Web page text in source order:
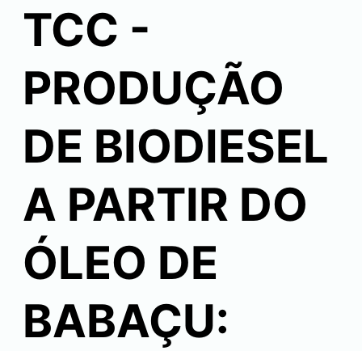
TCC -
PRODUÇÃO
DE BIODIESEL
A PARTIR DO
ÓLEO DE
BABAÇU: